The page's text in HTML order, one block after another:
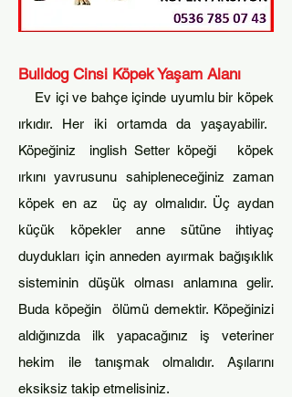
Bulldog Cinsi KöpekYaşam Alanı
Ev içive bahçe içinde uyumlu bir köpek
ırkıdır. Her ikiortamda da yaşayabilir.
Köpeğiniz inglish Setter köpeği köpek
ırkını yavrusunu sahipleneceğiniz zaman
köpek en az üç ay olmalıdır. Üç aydan
küçük köpekler anne sütüne ihtiyaç
duydukları için anneden ayırmak bağışıklık
sisteminin düşük olması anlamına gelir.
Buda köpeğin
ölümü demektir. Köpeğinizi
aldığınızda ilk yapacağınız iş veteriner
hekim ile tanışmak olmalıdır. Aşılarını
eksiksiz takip etmelisiniz.